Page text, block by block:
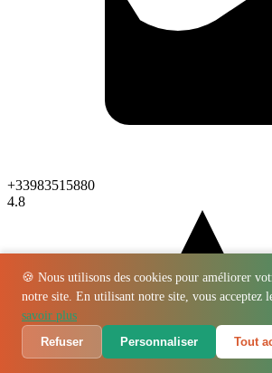
🍪 Nous utilisons des cookies pour améliorer
notre site. En utilisant notre site, vous acceptez
savoir plus
Refuser
Personnaliser Tout
+33983515880
4.8